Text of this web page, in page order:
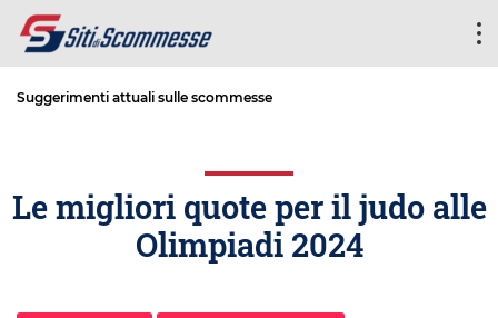
Suggerimenti attuali sulle scommesse
Le migliori quote per il judo alle
Olimpiadi 2024